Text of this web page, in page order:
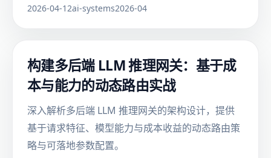
2026-04-12ai-systems2026-04
构建多后端 LLM 推理网关：基于成
本与能力的动态路由实战
深入解析多后端 LLM 推理网关的架构设计，提供
基于请求特征、模型能力与成本收益的动态路由策
略与可落地参数配置。